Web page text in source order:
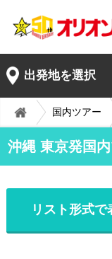
出発地を選択
国内ツアー
沖縄 東京発国
リスト形式で